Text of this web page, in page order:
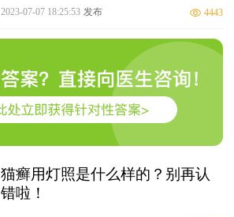
2023-07-07 18:25:53 发布 4443
猫癣用灯照是什么样的？别再认
错啦！